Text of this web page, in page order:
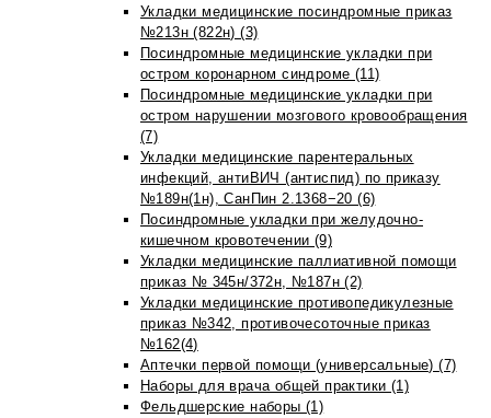
Укладки медицинские посиндромные приказ
№213н (822н) (3)
Посиндромные медицинские укладки при
остром коронарном синдроме (11)
Посиндромные медицинские укладки при
остром нарушении мозгового кровообращения
(7)
Укладки медицинские парентеральных
инфекций, антиВИЧ (антиспид) по приказу
№189н(1н), СанПин 2.1368−20 (6)
Посиндромные укладки при желудочно-
кишечном кровотечении (9)
Укладки медицинские паллиативной помощи
приказ № 345н/372н, №187н (2)
Укладки медицинские противопедикулезные
приказ №342, противочесоточные приказ
№162(4)
Аптечки первой помощи (универсальные) (7)
Наборы для врача общей практики (1)
Фельдшерские наборы (1)